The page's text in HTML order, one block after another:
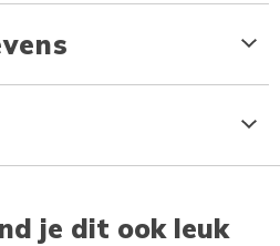
je dit ook leuk